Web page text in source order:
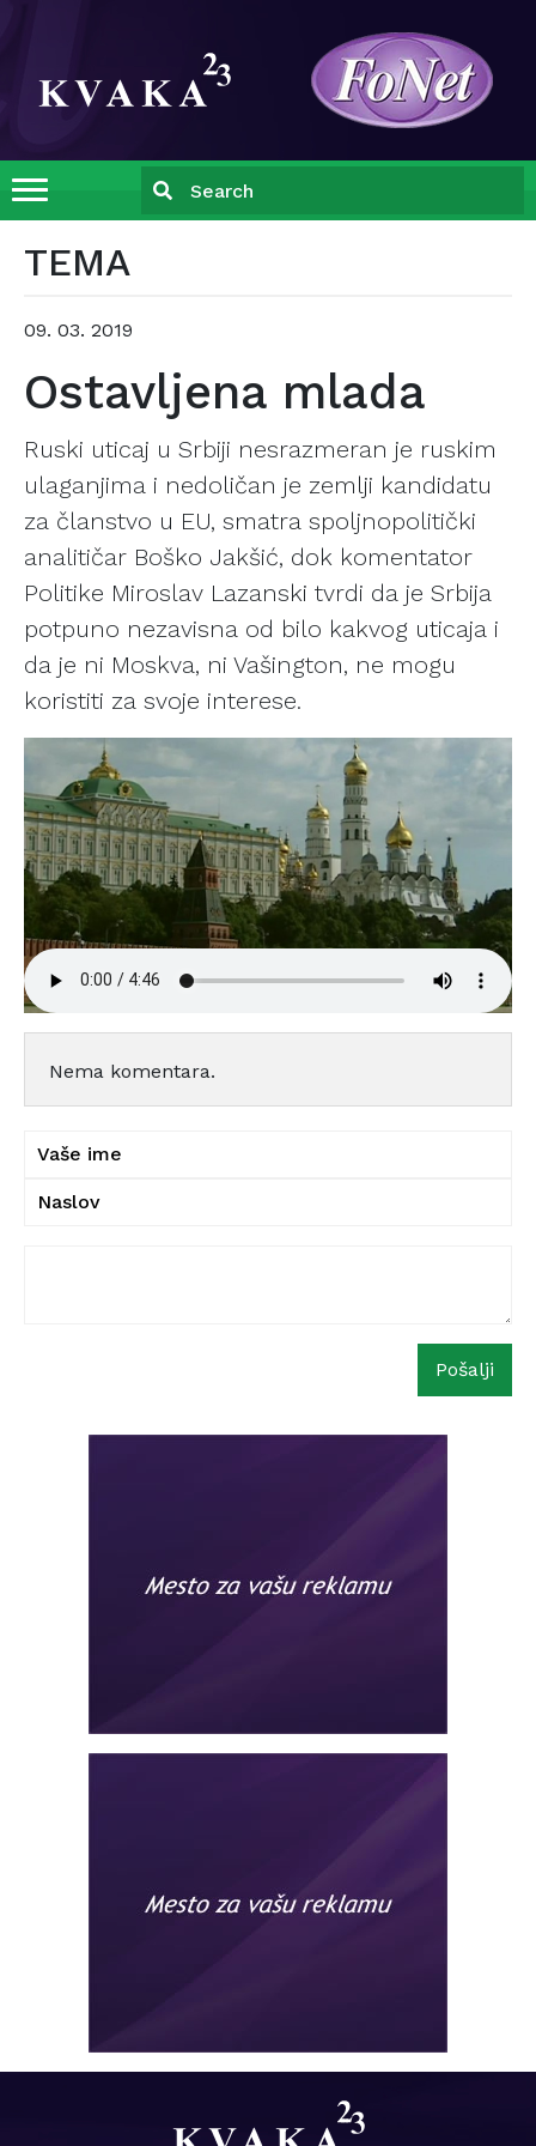
TEMA
09. 03. 2019
Ostavljena mlada
Ruski uticaj u Srbiji nesrazmeran je ruskim
ulaganjima i nedoličan je zemlji kandidatu
za članstvo u EU, smatra spoljnopolitički
analitičar Boško Jakšić, dok komentator
Politike Miroslav Lazanski tvrdi da je Srbija
potpuno nezavisna od bilo kakvog uticaja i
da je ni Moskva, ni Vašington, ne mogu
koristiti za svoje interese.
Nema komentara.
Pošalji